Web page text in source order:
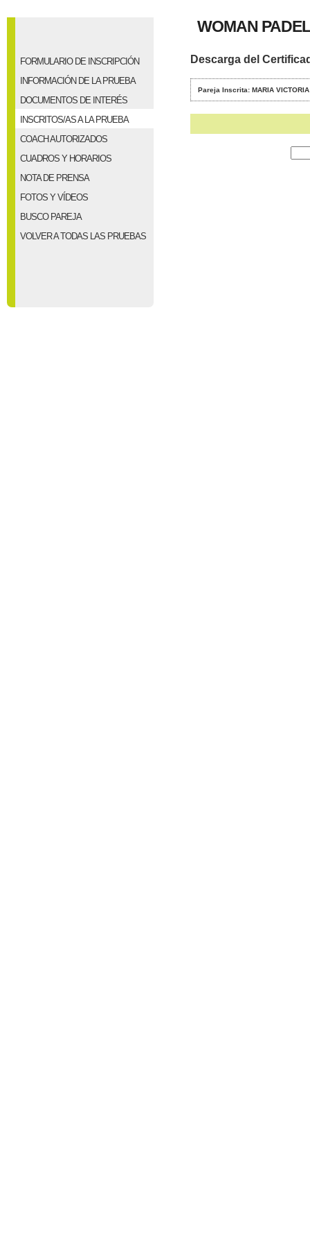
FORMULARIO DE INSCRIPCIÓN
INFORMACIÓN DE LA PRUEBA
DOCUMENTOS DE INTERÉS
INSCRITOS/AS A LA PRUEBA
COACH AUTORIZADOS
CUADROS Y HORARIOS
NOTA DE PRENSA
FOTOS Y VÍDEOS
BUSCO PAREJA
VOLVER A TODAS LAS PRUEBAS
WOMAN
Descarga del
Pareja Inscrita: MARIA